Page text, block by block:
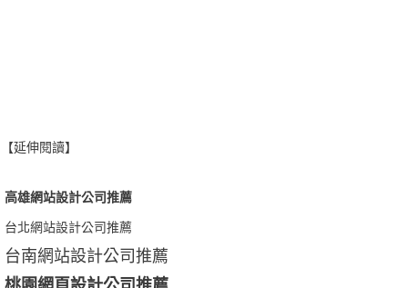
【延伸閱讀】
高雄網站設計公司推薦
台北網站設計公司推薦
台南網站設計公司推薦